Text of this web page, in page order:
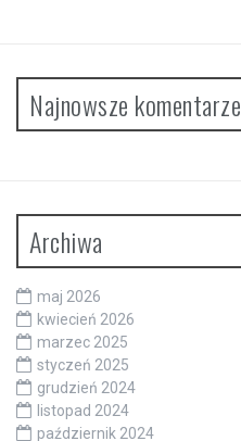
Najnowsze komentarze
Archiwa
maj 2026
kwiecień 2026
marzec 2025
styczeń 2025
grudzień 2024
listopad 2024
październik 2024